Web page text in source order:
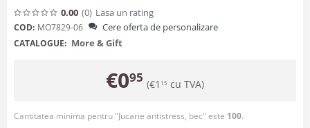
0.00 (0) Lasa un rating
COD: MO7829-06 Cere oferta de personalizare
CATALOGUE: More & Gift
€095 (€1 15 cu TVA)
Cantitatea minima pentru "Jucarie antistress, bec" este 100.